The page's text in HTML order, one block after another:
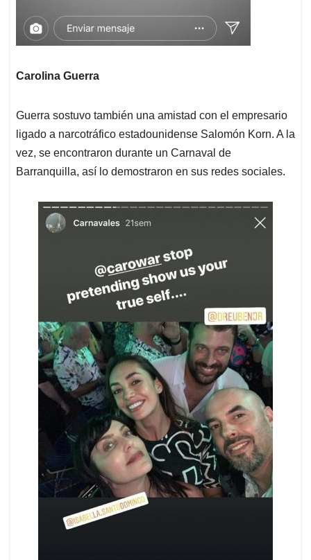
Carolina Guerra
Guerra sostuvo también una amistad con el empresario
ligado a narcotráfico estadounidense Salomón Korn. A la
vez, se encontraron durante un Carnaval de
Barranquilla, así lo demostraron en sus redes sociales.